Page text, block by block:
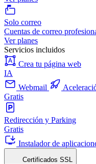
Solo correo
Cuentas de correo
Ver planes
Servicios incluidos
Crea tu página web
IA
Webmail
Gratis
Redirección y Parking
Gratis
Instalador de
Certificados SSL